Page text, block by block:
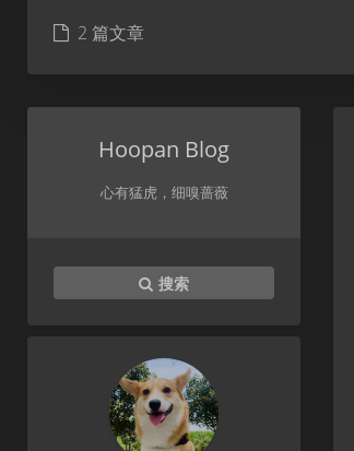
2 篇文章
Hoopan Blog
心有猛虎，细嗅蔷薇
搜索